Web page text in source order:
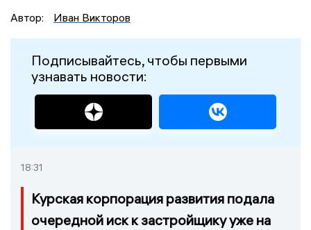
Автор:
Иван Викторов
Подписывайтесь, чтобы первыми
узнавать новости:
18:31
Курская корпорация развития подала
очередной иск к застройщику уже на